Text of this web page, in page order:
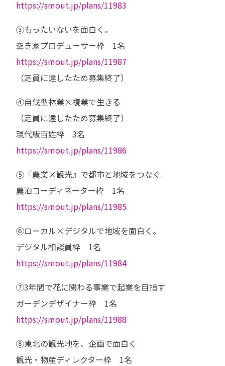
https://smout.jp/plans/11983
③もったいないを面白く。
空き家プロデューサー枠　1名
https://smout.jp/plans/11987
（定員に達したため募集終了）
④自伐型林業×複業で生きる
（定員に達したため募集終了）
現代版百姓枠　3名
https://smout.jp/plans/11986
⑤『農業×観光』で都市と地域をつなぐ
農泊コーディネーター枠　1名
https://smout.jp/plans/11985
⑥ローカル×デジタルで地域を面白く。
デジタル相談員枠　1名
https://smout.jp/plans/11984
⑦3年間で花に関わる事業で起業を目指す
ガーデンデザイナー枠　1名
https://smout.jp/plans/11988
⑧東北の観光地を、企画で面白く
観光・物産ディレクター枠　1名